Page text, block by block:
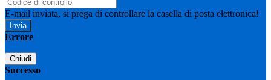
E-mail inviata, si prega di controllare la casella di posta elettronica!
Errore
Chiudi
Successo